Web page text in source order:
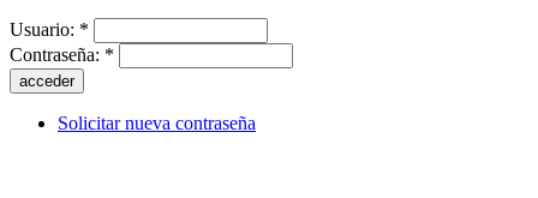
Usuario: *
Contraseña: *
Solicitar nueva contraseña